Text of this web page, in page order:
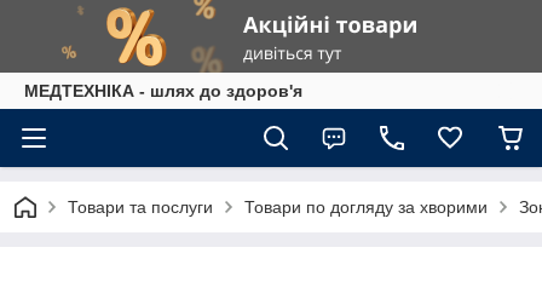
МЕДТЕХНІКА - шлях до здоров'я
Товари та послуги Товари по догляду за хворими